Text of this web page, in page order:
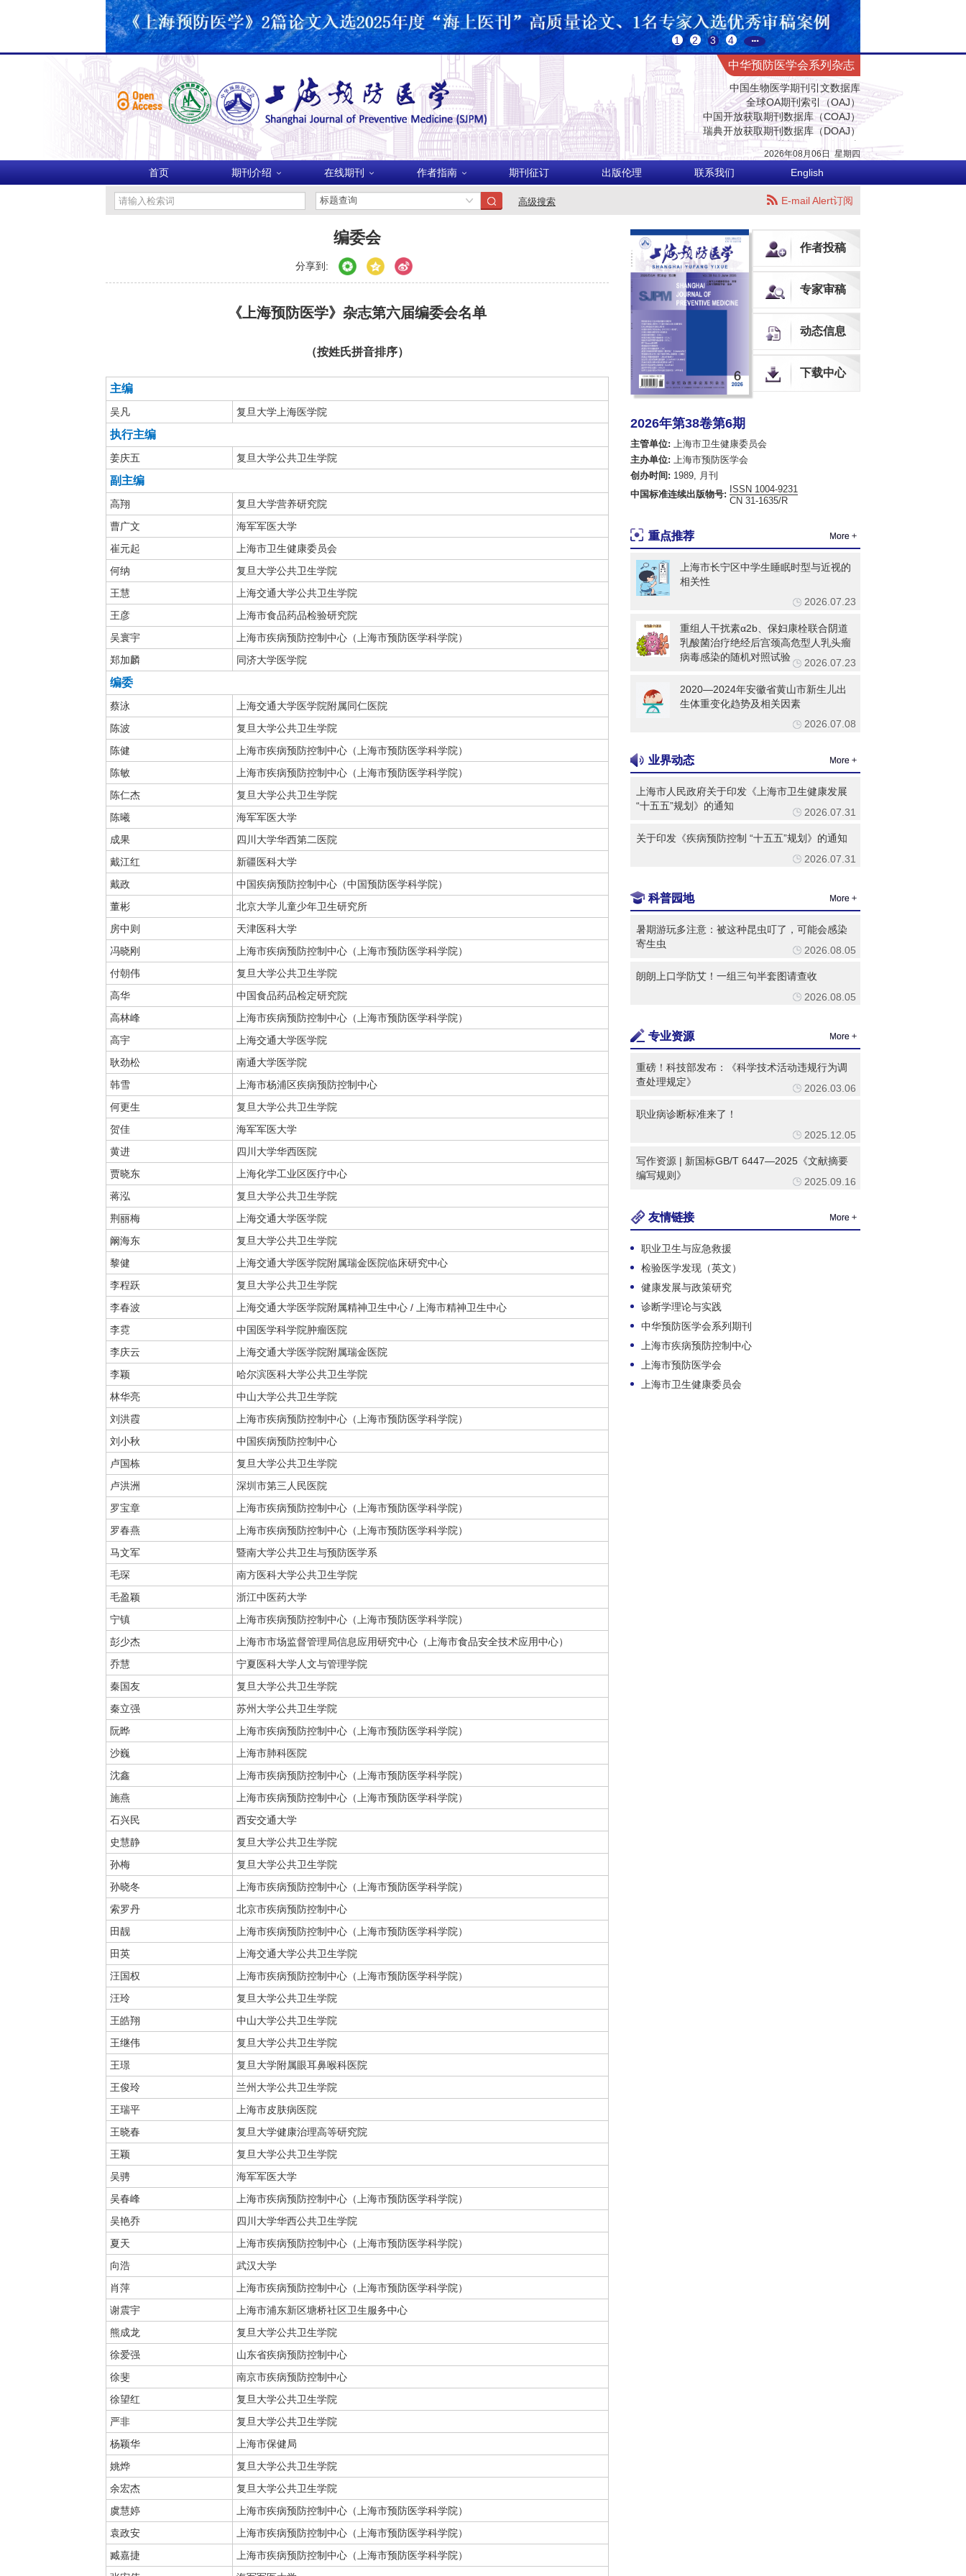
1 2 3 4
中华预防医学会系列杂志
预防医学与卫生学高质量科技期刊
中国科技核心期刊（中国科技论文统计源期刊）
CACJ中国应用型核心期刊
中国科学评价研究中心（RCCSE）源期刊
中国生物医学期刊引文数据库
全球OA期刊索引（OAJ）
中国开放获取期刊数据库（COAJ）
瑞典开放获取期刊数据库（DOAJ）
荷兰Scopus数据库
美国EBSCO数据库
美国化学文摘数据库（CA）
美国乌利希国际期刊指南（网络版）（Ulrich's Web）
英国国际农业与生物科学研究中心数据库（CABI）
英国全球健康数据库（Global Health）
波兰哥白尼索引期刊数据库（ICI World of Journals）
日本科学技术振兴机构数据库（JST）
欧洲学术出版中心数据库（EuroPub）
亚洲科学引文索引（ASCI）
世界卫生组织西太平洋地区医学索引（WPRIM）
预防医学与卫生学高质量科技期刊
中国科技核心期刊（中国科技论文统计源期刊）
CACJ中国应用型核心期刊
中国科学评价研究中心（RCCSE）源期刊
中国生物医学期刊引文数据库
全球OA期刊索引（OAJ）
中国开放获取期刊数据库（COAJ）
瑞典开放获取期刊数据库（DOAJ）
美国化学文摘数据库（CA）
美国乌利希国际期刊指南（网络版）（Ulrich's Web）
英国国际农业与生物科学研究中心数据库（CABI）
英国全球健康数据库（Global Health）
波兰哥白尼索引期刊数据库（ICI World of Journals）
日本科学技术振兴机构数据库（JST）
世界卫生组织西太平洋地区医学索引（WPRIM）
2026年08月06日 星期 四
首页 期刊介绍 在线期刊 作者指南 期刊征订 出版伦理 联系我们 English
高级搜索 E-mail Alert订阅
编委会
分享到:
《上海预防医学》杂志第六届编委会名单
（按姓氏拼音排序）
主编
吴 凡 复旦大学上海医学院
执行主编
姜庆五 复旦大学公共卫生学院
副主编
高翔
复旦大学营养研究院
曹广文
海军军医大学
崔元起
上海市卫生健康委员会
何纳
复旦大学公共卫生学院
王慧
上海交通大学公共卫生学院
王彦
上海市食品药品检验研究院
吴寰宇
上海市疾病预防控制中心（上海市预防医学科学院）
郑加麟
同济大学医学院
编委
蔡泳
上海交通大学医学院附属同仁医院
陈波
复旦大学公共卫生学院
陈健
上海市疾病预防控制中心（上海市预防医学科学院）
陈敏
上海市疾病预防控制中心（上海市预防医学科学院）
陈仁杰
复旦大学公共卫生学院
陈曦
海军军医大学
成果
四川大学华西第二医院
戴江红
新疆医科大学
戴政
中国疾病预防控制中心（中国预防医学科学院）
董彬
北京大学儿童少年卫生研究所
房中则
天津医科大学
冯晓刚
上海市疾病预防控制中心（上海市预防医学科学院）
付朝伟
复旦大学公共卫生学院
高华
中国食品药品检定研究院
高林峰
上海市疾病预防控制中心（上海市预防医学科学院）
高宇
上海交通大学医学院
耿劲松
南通大学医学院
韩雪
上海市杨浦区疾病预防控制中心
何更生
复旦大学公共卫生学院
贺佳
海军军医大学
黄进
四川大学华西医院
贾晓东
上海化学工业区医疗中心
蒋泓
复旦大学公共卫生学院
荆丽梅
上海交通大学医学院
阚海东
复旦大学公共卫生学院
黎健
上海交通大学医学院附属瑞金医院临床研究中心
李程跃
复旦大学公共卫生学院
李春波
上海交通大学医学院附属精神卫生中心 / 上海市精神卫生中心
李霓
中国医学科学院肿瘤医院
李庆云
上海交通大学医学院附属瑞金医院
李颖
哈尔滨医科大学公共卫生学院
林华亮
中山大学公共卫生学院
刘洪霞
上海市疾病预防控制中心（上海市预防医学科学院）
刘小秋
中国疾病预防控制中心
卢国栋
复旦大学公共卫生学院
卢洪洲
深圳市第三人民医院
罗宝章
上海市疾病预防控制中心（上海市预防医学科学院）
罗春燕
上海市疾病预防控制中心（上海市预防医学科学院）
马文军
暨南大学公共卫生与预防医学系
毛琛
南方医科大学公共卫生学院
毛盈颖
浙江中医药大学
宁镇
上海市疾病预防控制中心（上海市预防医学科学院）
彭少杰
上海市市场监督管理局信息应用研究中心（上海市食品安全技术应用中心）
乔慧
宁夏医科大学人文与管理学院
秦国友
复旦大学公共卫生学院
秦立强
苏州大学公共卫生学院
阮晔
上海市疾病预防控制中心（上海市预防医学科学院）
沙巍
上海市肺科医院
沈鑫
上海市疾病预防控制中心（上海市预防医学科学院）
施燕
上海市疾病预防控制中心（上海市预防医学科学院）
石兴民
西安交通大学
史慧静
复旦大学公共卫生学院
孙梅
复旦大学公共卫生学院
孙晓冬
上海市疾病预防控制中心（上海市预防医学科学院）
索罗丹
北京市疾病预防控制中心
田靓
上海市疾病预防控制中心（上海市预防医学科学院）
田英
上海交通大学公共卫生学院
汪国权
上海市疾病预防控制中心（上海市预防医学科学院）
汪玲
复旦大学公共卫生学院
王皓翔
中山大学公共卫生学院
王继伟
复旦大学公共卫生学院
王璟
复旦大学附属眼耳鼻喉科医院
王俊玲
兰州大学公共卫生学院
王瑞平
上海市皮肤病医院
王晓春
复旦大学健康治理高等研究院
王颖
复旦大学公共卫生学院
吴骋
海军军医大学
吴春峰
上海市疾病预防控制中心（上海市预防医学科学院）
吴艳乔
四川大学华西公共卫生学院
夏天
上海市疾病预防控制中心（上海市预防医学科学院）
向浩
武汉大学
肖萍
上海市疾病预防控制中心（上海市预防医学科学院）
谢震宇
上海市浦东新区塘桥社区卫生服务中心
熊成龙
复旦大学公共卫生学院
徐爱强
山东省疾病预防控制中心
徐斐
南京市疾病预防控制中心
徐望红
复旦大学公共卫生学院
严非
复旦大学公共卫生学院
杨颖华
上海市保健局
姚烨
复旦大学公共卫生学院
余宏杰
复旦大学公共卫生学院
虞慧婷
上海市疾病预防控制中心（上海市预防医学科学院）
袁政安
上海市疾病预防控制中心（上海市预防医学科学院）
臧嘉捷
上海市疾病预防控制中心（上海市预防医学科学院）
作者投稿
专家审稿
动态信息
下载中心
2026年第38卷第6期
主管单位:
上海市卫生健康委员会
主办单位:
上海市预防医学会
创办时间: 1989, 月刊
中国标准连续出版物号: ISSN 1004-9231
CN 31-1635/R
重点推荐 More +
上海市长宁区中学生睡眠时型与近视的
相关性
2026.07.23
重组人干扰素α2b、保妇康栓联合阴道
乳酸菌治疗绝经后宫颈高危型人乳头瘤
病毒感染的随机对照试验
2026.07.23
2020—2024年安徽省黄山市新生儿出
生体重变化趋势及相关因素
2026.07.08
业界动态 More +
上海市人民政府关于印发《上海市卫生健康发展
“十五五”规划》的通知
2026.07.31
关于印发《疾病预防控制 “十五五”规划》的通知
2026.07.31
科普园地 More +
暑期游玩多注意：被这种昆虫叮了，可能会感染
寄生虫
2026.08.05
朗朗上口学防艾！一组三句半套图请查收
2026.08.05
专业资源 More +
重磅！科技部发布：《科学技术活动违规行为调
查处理规定》
2026.03.06
职业病诊断标准来了！
2025.12.05
写作资源 | 新国标GB/T 6447—2025《文献摘要
编写规则》
2025.09.16
友情链接 More +
职业卫生与应急救援
检验医学发现（英文）
健康发展与政策研究
诊断学理论与实践
中华预防医学会系列期刊
上海市疾病预防控制中心
上海市预防医学会
上海市卫生健康委员会